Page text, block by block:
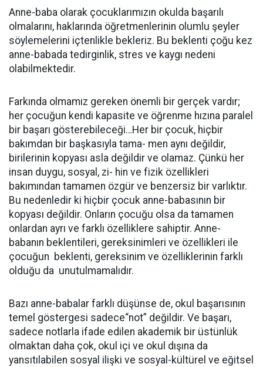
Anne-baba olarak çocuklarımızın okulda başarılı
olmalarını, haklarında öğretmenlerinin olumlu şeyler
söylemelerini içtenlikle bekleriz. Bu beklenti çoğu kez
anne-babada tedirginlik, stres ve kaygı nedeni
olabilmektedir.
Farkında olmamız gereken önemli bir gerçek vardır;
her çocuğun kendi kapasite ve öğrenme hızına paralel
bir başarı gösterebileceği…Her bir çocuk, hiçbir
bakımdan bir başkasıyla tama- men aynı değildir,
birilerinin kopyası asla değildir ve olamaz. Çünkü her
insan duygu, sosyal, zi- hin ve fizik özellikleri
bakımından tamamen özgür ve benzersiz bir varlıktır.
Bu nedenledir ki hiçbir çocuk anne-babasının bir
kopyası değildir. Onların çocuğu olsa da tamamen
onlardan ayrı ve farklı özelliklere sahiptir. Anne-
babanın beklentileri, gereksinimleri ve özellikleri ile
çocuğun beklenti, gereksinim ve özelliklerinin farklı
olduğu da unutulmamalıdır.
Bazı anne-babalar farklı düşünse de, okul başarısının
temel göstergesi sadece“not” değildir. Ve başarı,
sadece notlarla ifade edilen akademik bir üstünlük
olmaktan daha çok, okul içi ve okul dışına da
yansıtılabilen sosyal ilişki ve sosyal-kültürel ve eğitsel